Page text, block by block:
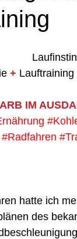
+ Lauftraining
IM
#Radfahren
hatte ich
des